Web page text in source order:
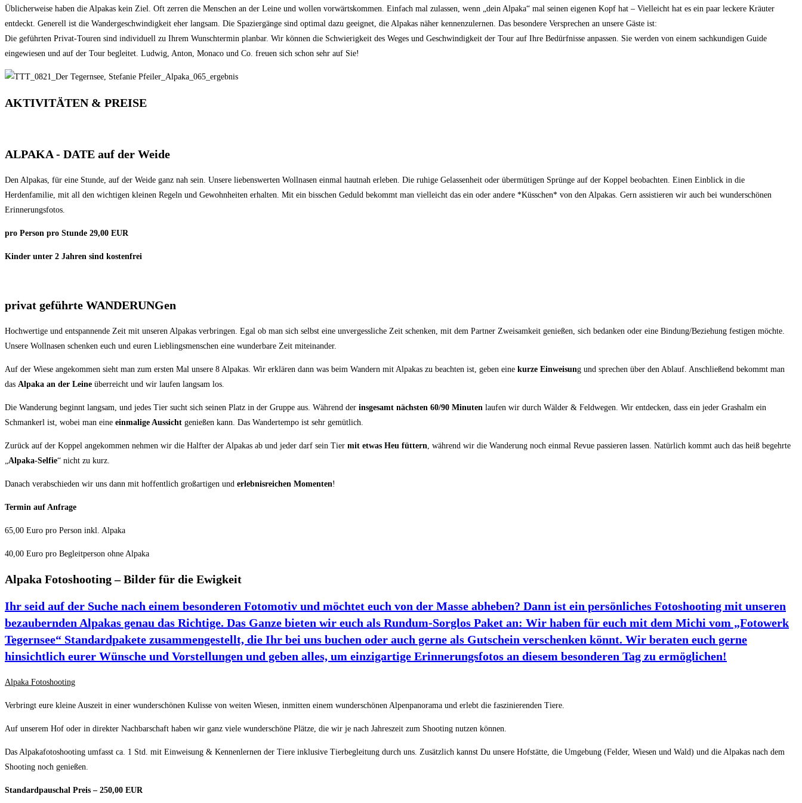
Üblicherweise haben die Alpakas kein Ziel. Oft zerren die Menschen an der Leine und wollen vorwärtskommen. Einfach mal zulassen, wenn „dein Alpaka“ mal seinen eigenen Kopf hat – Vielleicht hat es ein paar leckere Kräuter
entdeckt. Generell ist die Wandergeschwindigkeit eher langsam. Die Spaziergänge sind optimal dazu geeignet, die Alpakas näher kennenzulernen. Das besondere Versprechen an unsere Gäste ist:
Die geführten Privat-Touren sind individuell zu Ihrem Wunschtermin planbar. Wir können die Schwierigkeit des Weges und Geschwindigkeit der Tour auf Ihre Bedürfnisse anpassen. Sie werden von einem sachkundigen Guide
eingewiesen und auf der Tour begleitet. Ludwig, Anton, Monaco und Co. freuen sich schon sehr auf Sie!
AKTIVITÄTEN & PREISE
ALPAKA - DATE auf der Weide
Den Alpakas, für eine Stunde, auf der Weide ganz nah sein. Unsere liebenswerten Wollnasen einmal hautnah erleben. Die ruhige Gelassenheit oder übermütigen Sprünge auf der Koppel beobachten. Einen Einblick in die
Herdenfamilie, mit all den wichtigen kleinen Regeln und Gewohnheiten erhalten. Mit ein bisschen Geduld bekommt man vielleicht das ein oder andere *Küsschen* von den Alpakas. Gern assistieren wir auch bei wunderschönen
Erinnerungsfotos.
pro Person pro Stunde 29,00 EUR
Kinder unter 2 Jahren sind kostenfrei
privat geführte WANDERUNGen
Hochwertige und entspannende Zeit mit unseren Alpakas verbringen. Egal ob man sich selbst eine unvergessliche Zeit schenken, mit dem Partner Zweisamkeit genießen, sich bedanken oder eine Bindung/Beziehung festigen möchte.
Unsere Wollnasen schenken euch und euren Lieblingsmenschen eine wunderbare Zeit miteinander.
Auf der Wiese angekommen sieht man zum ersten Mal unsere 8 Alpakas. Wir erklären dann was beim Wandern mit Alpakas zu beachten ist, geben eine kurze Einweisung und sprechen über den Ablauf. Anschließend bekommt man
das Alpaka an der Leine überreicht und wir laufen langsam los.
Die Wanderung beginnt langsam, und jedes Tier sucht sich seinen Platz in der Gruppe aus. Während der insgesamt nächsten 60/90 Minuten laufen wir durch Wälder & Feldwegen. Wir entdecken, dass ein jeder Grashalm ein
Schmankerl ist, wobei man eine einmalige Aussicht genießen kann. Das Wandertempo ist sehr gemütlich.
Zurück auf der Koppel angekommen nehmen wir die Halfter der Alpakas ab und jeder darf sein Tier mit etwas Heu füttern , während wir die Wanderung noch einmal Revue passieren lassen. Natürlich kommt auch das heiß begehrte
Alpaka-Selfie“ nicht zu kurz.
Danach verabschieden wir uns dann mit hoffentlich großartigen und erlebnisreichen Momenten!
Termin auf Anfrage
65,00 Euro pro Person inkl. Alpaka
40,00 Euro pro Begleitperson ohne Alpaka
Alpaka Fotoshooting – Bilder für die Ewigkeit
Ihr seid auf der Suche nach einem besonderen Fotomotiv und möchtet euch von der Masse abheben? Dann ist ein persönliches Fotoshooting mit unseren
bezaubernden Alpakas genau das Richtige. Das Ganze bieten wir euch als Rundum-Sorglos Paket an: Wir haben für euch mit dem Michi vom „Fotowerk
Tegernsee“ Standardpakete zusammengestellt, die Ihr bei uns buchen oder auch gerne als Gutschein verschenken könnt. Wir beraten euch gerne
hinsichtlich eurer Wünsche und Vorstellungen und geben alles, um einzigartige Erinnerungsfotos an diesem besonderen Tag zu ermöglichen!
Alpaka Fotoshooting
Verbringt eure kleine Auszeit in einer wunderschönen Kulisse von weiten Wiesen, inmitten einem wunderschönen Alpenpanorama und erlebt die faszinierenden Tiere.
Auf unserem Hof oder in direkter Nachbarschaft haben wir ganz viele wunderschöne Plätze, die wir je nach Jahreszeit zum Shooting nutzen können.
Das Alpakafotoshooting umfasst ca. 1 Std. mit Einweisung & Kennenlernen der Tiere inklusive Tierbegleitung durch uns. Zusätzlich kannst Du unsere Hofstätte, die Umgebung (Felder, Wiesen und Wald) und die Alpakas nach dem
Shooting noch genießen.
Standardpauschal Preis – 250,00 EUR